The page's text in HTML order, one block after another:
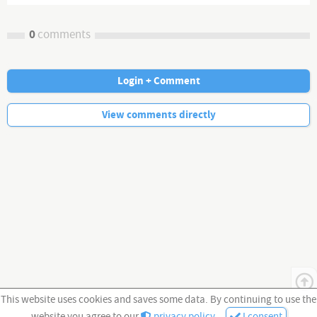
This website uses cookies and saves some data. By continuing to use the
American Expert Travel Inc., 4501 Manatee Ave W, Bradenton FL
34209
0comments
No more comments.
Login + Comment
View comments directly